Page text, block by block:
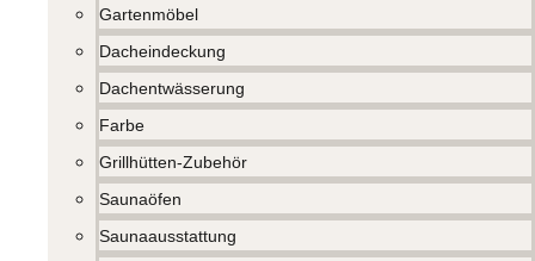
Gartenmöbel
Dacheindeckung
Dachentwässerung
Farbe
Grillhütten-Zubehör
Saunaöfen
Saunaausstattung